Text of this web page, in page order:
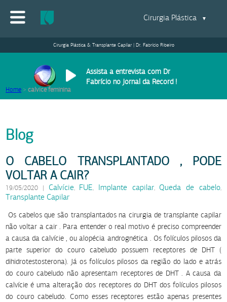
Cirurgia Plástica ▼
Cirurgia Plástica & Transplante Capilar | Dr. Fabrício Ribeiro
Assista a entrevista com Dr
Fabrício no Jornal da Record !
Home >calvice feminina
Blog
O CABELO TRANSPLANTADO , PODE
VOLTAR A CAIR?
19/05/2020 | Calvície, FUE, Implante capilar, Queda de cabelo,
Transplante Capilar
Os cabelos que são transplantados na cirurgia de transplante capilar
não voltar a cair . Para entender o real motivo é preciso compreender
a causa da calvície , ou alopécia andrognética . Os folículos pilosos da
parte superior do couro cabeludo possuem receptores de DHT (
dihidrotestosterona). Já os folículos pilosos da região do lado e atrás
do couro cabeludo não apresentam receptores de DHT . A causa da
calvície é uma alteração dos receptores do DHT dos folículos pilosos
do couro cabeludo. Como esses receptores estão apenas presentes